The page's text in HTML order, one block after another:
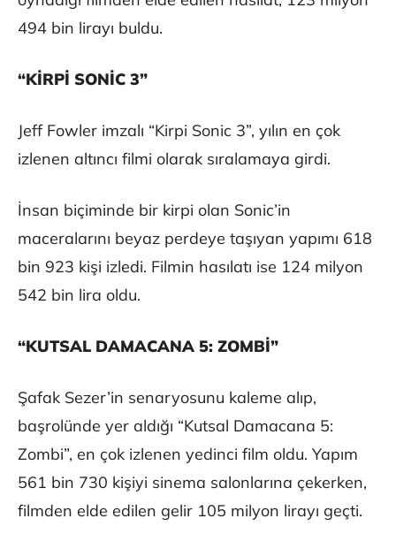
494 bin lirayı buldu.
“KİRPİ SONİC 3”
Jeff Fowler imzalı “Kirpi Sonic 3”, yılın en çok
izlenen altıncı filmi olarak sıralamaya girdi.
İnsan biçiminde bir kirpi olan Sonic’in
maceralarını beyaz perdeye taşıyan yapımı 618
bin 923 kişi izledi. Filmin hasılatı ise 124 milyon
542 bin lira oldu.
“KUTSAL DAMACANA 5: ZOMBİ”
Şafak Sezer’in senaryosunu kaleme alıp,
başrolünde yer aldığı “Kutsal Damacana 5:
Zombi”, en çok izlenen yedinci film oldu. Yapım
561 bin 730 kişiyi sinema salonlarına çekerken,
filmden elde edilen gelir 105 milyon lirayı geçti.